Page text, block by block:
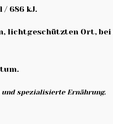
/ 686 kJ.
lichtgeschützten Ort,
spezialisierte Ernährung.